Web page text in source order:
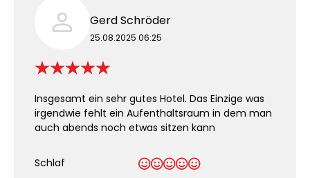
Gerd Schröder
25.08.2025 06:25
Insgesamt ein sehr gutes Hotel. Das Einzige was
irgendwie fehlt ein Aufenthaltsraum in dem man
auch abends noch etwas sitzen kann
Schlaf